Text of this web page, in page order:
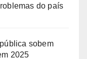
do país
sobem
2025